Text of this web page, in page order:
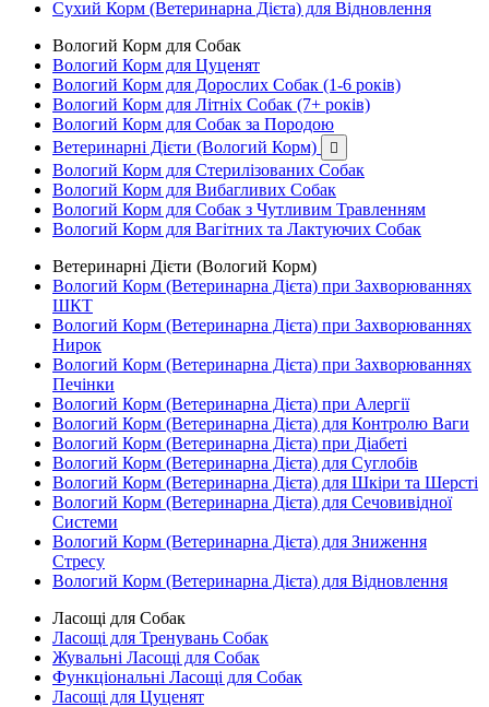
Сухий Корм (Ветеринарна Дієта) для Відновлення
Вологий Корм для Собак
Вологий Корм для Цуценят
Вологий Корм для Дорослих Собак (1-6 років)
Вологий Корм для Літніх Собак (7+ років)
Вологий Корм для Собак за Породою
Ветеринарні Дієти (Вологий Корм)

Вологий Корм для Стерилізованих Собак
Вологий Корм для Вибагливих Собак
Вологий Корм для Собак з Чутливим Травленням
Вологий Корм для Вагітних та Лактуючих Собак
Ветеринарні Дієти (Вологий Корм)
Вологий Корм (Ветеринарна Дієта) при Захворюваннях
ШКТ
Вологий Корм (Ветеринарна Дієта) при Захворюваннях
Нирок
Вологий Корм (Ветеринарна Дієта) при Захворюваннях
Печінки
Вологий Корм (Ветеринарна Дієта) при Алергії
Вологий Корм (Ветеринарна Дієта) для Контролю Ваги
Вологий Корм (Ветеринарна Дієта) при Діабеті
Вологий Корм (Ветеринарна Дієта) для Суглобів
Вологий Корм (Ветеринарна Дієта) для Шкіри та Шерсті
Вологий Корм (Ветеринарна Дієта) для Сечовивідної
Системи
Вологий Корм (Ветеринарна Дієта) для Зниження
Стресу
Вологий Корм (Ветеринарна Дієта) для Відновлення
Ласощі для Собак
Ласощі для Тренувань Собак
Жувальні Ласощі для Собак
Функціональні Ласощі для Собак
Ласощі для Цуценят